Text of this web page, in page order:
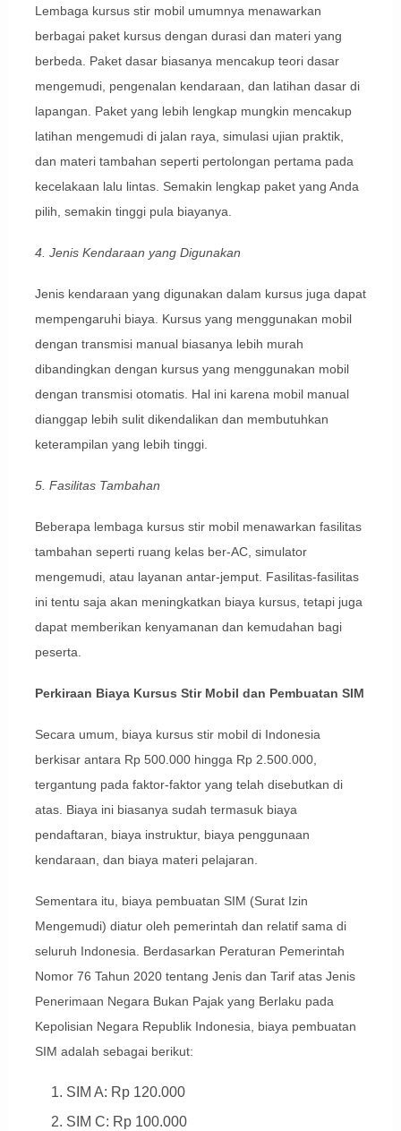
Lembaga kursus stir mobil umumnya menawarkan
berbagai paket kursus dengan durasi dan materi yang
berbeda. Paket dasar biasanya mencakup teori dasar
mengemudi, pengenalan kendaraan, dan latihan dasar di
lapangan. Paket yang lebih lengkap mungkin mencakup
latihan mengemudi di jalan raya, simulasi ujian praktik,
dan materi tambahan seperti pertolongan pertama pada
kecelakaan lalu lintas. Semakin lengkap paket yang Anda
pilih, semakin tinggi pula biayanya.
4. Jenis Kendaraan yang Digunakan
Jenis kendaraan yang digunakan dalam kursus juga dapat
mempengaruhi biaya. Kursus yang menggunakan mobil
dengan transmisi manual biasanya lebih murah
dibandingkan dengan kursus yang menggunakan mobil
dengan transmisi otomatis. Hal ini karena mobil manual
dianggap lebih sulit dikendalikan dan membutuhkan
keterampilan yang lebih tinggi.
5. Fasilitas Tambahan
Beberapa lembaga kursus stir mobil menawarkan fasilitas
tambahan seperti ruang kelas ber-AC, simulator
mengemudi, atau layanan antar-jemput. Fasilitas-fasilitas
ini tentu saja akan meningkatkan biaya kursus, tetapi juga
dapat memberikan kenyamanan dan kemudahan bagi
peserta.
Perkiraan Biaya Kursus Stir Mobil dan Pembuatan SIM
Secara umum, biaya kursus stir mobil di Indonesia
berkisar antara Rp 500.000 hingga Rp 2.500.000,
tergantung pada faktor-faktor yang telah disebutkan di
atas. Biaya ini biasanya sudah termasuk biaya
pendaftaran, biaya instruktur, biaya penggunaan
kendaraan, dan biaya materi pelajaran.
Sementara itu, biaya pembuatan SIM (Surat Izin
Mengemudi) diatur oleh pemerintah dan relatif sama di
seluruh Indonesia. Berdasarkan Peraturan Pemerintah
Nomor 76 Tahun 2020 tentang Jenis dan Tarif atas Jenis
Penerimaan Negara Bukan Pajak yang Berlaku pada
Kepolisian Negara Republik Indonesia, biaya pembuatan
SIM adalah sebagai berikut:
SIM A: Rp 120.000
SIM C: Rp 100.000